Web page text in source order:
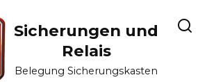
Sicherungen und
Relais
Belegung Sicherungskasten